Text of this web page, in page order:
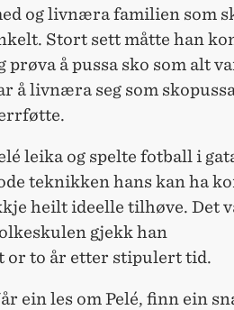
og livnæra familien som
Stort sett måtte han
prøva å pussa sko som alt
å livnæra seg som
leika og spelte fotball i
teknikken hans kan ha
heilt ideelle tilhøve. Det
gjekk han
or to år etter stipulert tid.
ein les om Pelé, finn ein